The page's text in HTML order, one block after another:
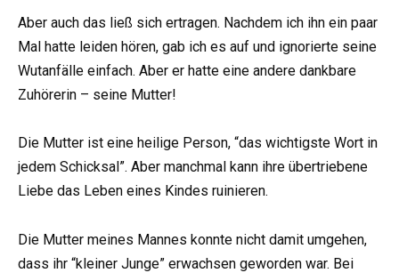
Aber auch das ließ sich ertragen. Nachdem ich ihn ein paar
Mal hatte leiden hören, gab ich es auf und ignorierte seine
Wutanfälle einfach. Aber er hatte eine andere dankbare
Zuhörerin – seine Mutter!
Die Mutter ist eine heilige Person, “das wichtigste Wort in
jedem Schicksal”. Aber manchmal kann ihre übertriebene
Liebe das Leben eines Kindes ruinieren.
Die Mutter meines Mannes konnte nicht damit umgehen,
dass ihr “kleiner Junge” erwachsen geworden war. Bei